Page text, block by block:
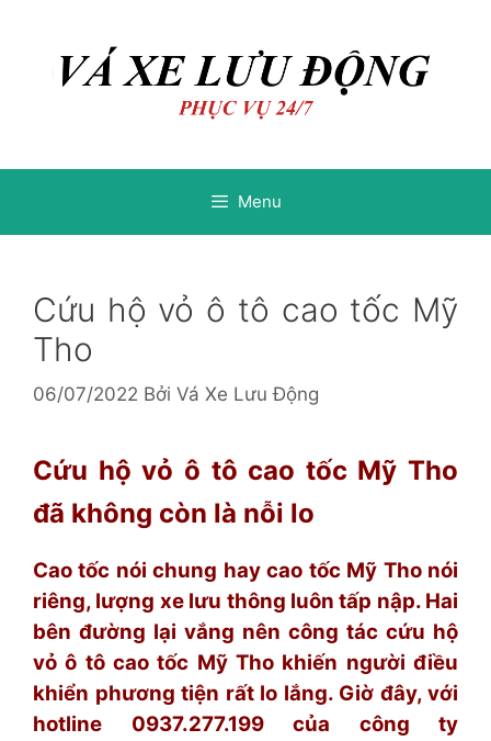
Menu
Cứu hộ vỏ ô tô cao tốc Mỹ
Tho
06/07/2022 Bởi Vá Xe Lưu Động
Cứu hộ vỏ ô tô cao tốc Mỹ Tho
đã không còn là nỗi lo
Cao tốc nói chung hay cao tốc Mỹ Tho nói
riêng, lượng xe lưu thông luôn tấp nập. Hai
bên đường lại vắng nên công tác cứu hộ
vỏ ô tô cao tốc Mỹ Tho khiến người điều
khiển phương tiện rất lo lắng. Giờ đây, với
hotline 0937.277.199 của công ty